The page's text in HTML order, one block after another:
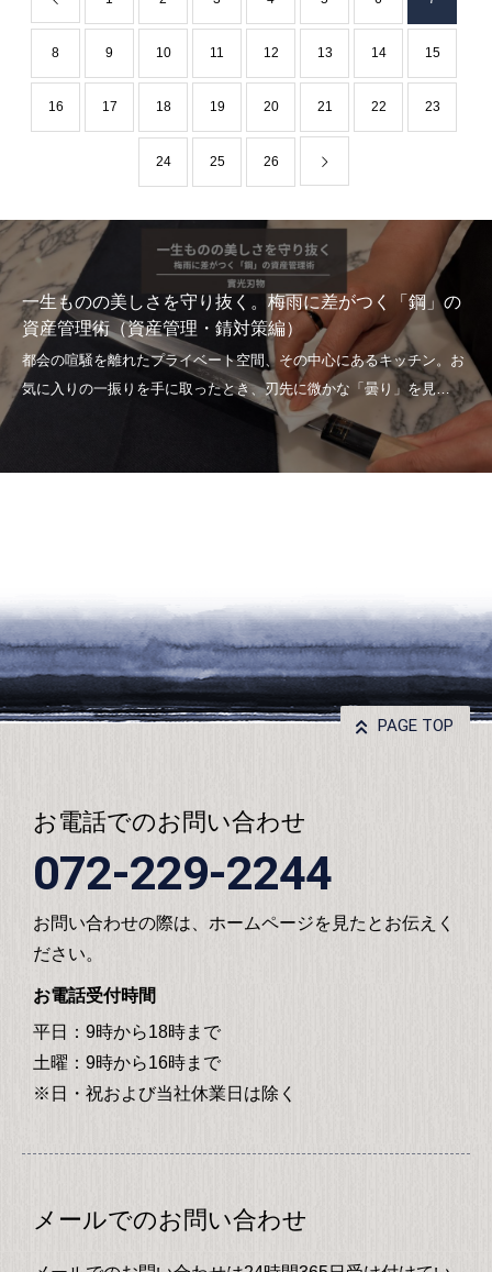
8 9 10 11 12 13 14 15
16 17 18 19 20 21 22 23
24 25 26
一生ものの美しさを守り抜く。梅雨に差がつく「鋼」の
資産管理術（資産管理・錆対策編）
PAGE TOP
お電話でのお問い合わせ
072-229-2244
お問い合わせの際は、ホームページを見たとお伝えく
ださい。
お電話受付時間
平日：9時から18時まで
土曜：9時から16時まで
※日・祝および当社休業日は除く
メールでのお問い合わせ